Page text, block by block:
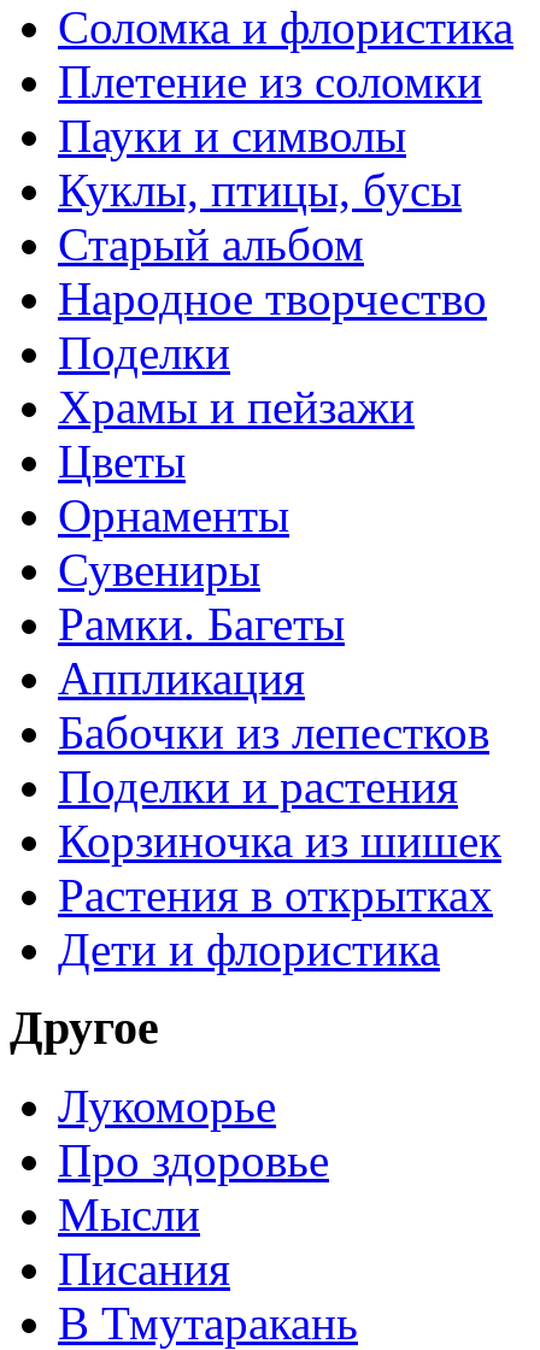
Соломка и флористика
Плетение из соломки
Пауки и символы
Куклы, птицы, бусы
Старый альбом
Народное творчество
Поделки
Храмы и пейзажи
Цветы
Орнаменты
Сувениры
Рамки. Багеты
Аппликация
Бабочки из лепестков
Поделки и растения
Корзиночка из шишек
Растения в открытках
Дети и флористика
Другое
Лукоморье
Про здоровье
Мысли
Писания
В Тмутаракань